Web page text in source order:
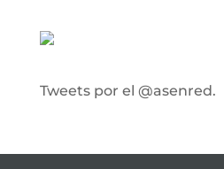
Tweets por el @asenred.